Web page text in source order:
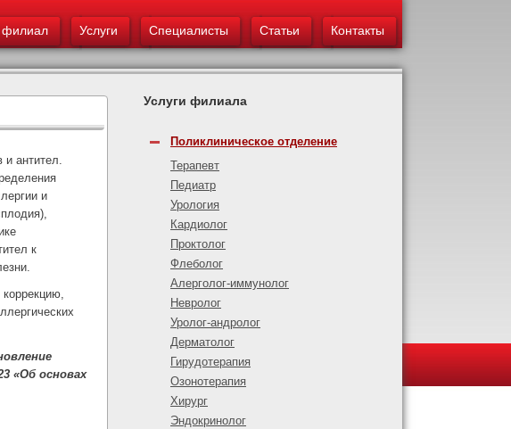
Услуги Специалисты Статьи Контакты
и антител.
и
к
«Об основах
Услуги филиала
Поликлиническое отделение
Терапевт
Педиатр
Урология
Кардиолог
Проктолог
Флеболог
Алерголог-иммунолог
Невролог
Уролог-андролог
Дерматолог
Гирудотерапия
Озонотерапия
Хирург
Эндокринолог